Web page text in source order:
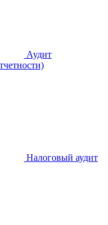
Аудит
Налоговый аудит